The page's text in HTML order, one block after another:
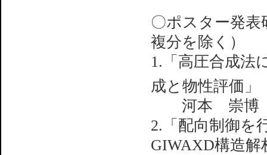
〇ポスター発
複分を除く）
1.「高圧合成法
成と物性評価」
河本 崇博（
2.「配向制御を
GIWAXD構造解